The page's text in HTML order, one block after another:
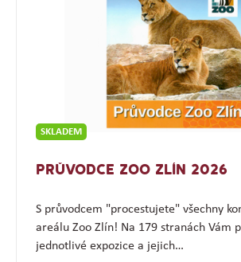
SKLADEM
PRŮVODCE ZOO ZLÍN 2026
S průvodcem "procestujete" všechny
areálu Zoo Zlín! Na 179 stranách Vám
jednotlivé expozice a jejich…